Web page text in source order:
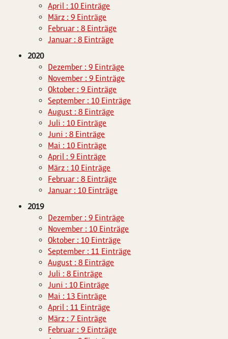
April : 10 Einträge
März : 9 Einträge
Februar : 8 Einträge
Januar : 8 Einträge
2020
Dezember : 9 Einträge
November : 9 Einträge
Oktober : 9 Einträge
September : 10 Einträge
August : 8 Einträge
Juli : 10 Einträge
Juni : 8 Einträge
Mai : 10 Einträge
April : 9 Einträge
März : 10 Einträge
Februar : 8 Einträge
Januar : 10 Einträge
2019
Dezember : 9 Einträge
November : 10 Einträge
Oktober : 10 Einträge
September : 11 Einträge
August : 8 Einträge
Juli : 8 Einträge
Juni : 10 Einträge
Mai : 13 Einträge
April : 11 Einträge
März : 7 Einträge
Februar : 9 Einträge